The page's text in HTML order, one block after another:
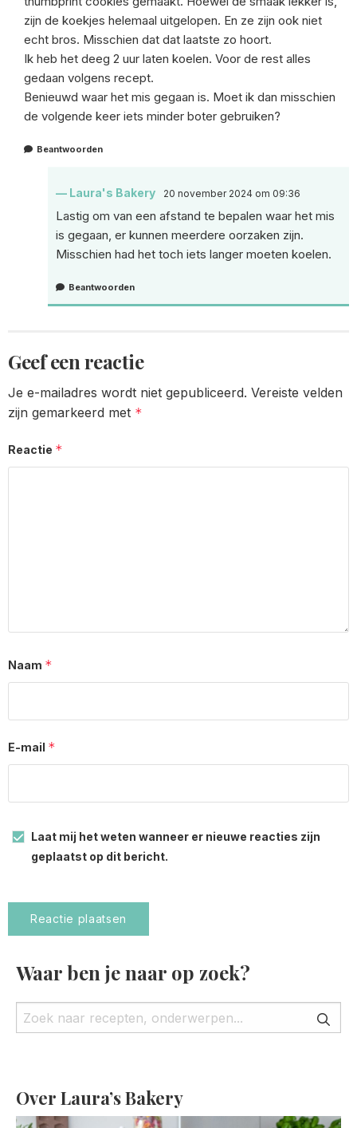
zijn de koekjes helemaal uitgelopen. En ze zijn ook niet
echt bros. Misschien dat dat laatste zo hoort.
Ik heb het deeg 2 uur laten koelen. Voor de rest alles
gedaan volgens recept.
Benieuwd waar het mis gegaan is. Moet ik dan misschien
de volgende keer iets minder boter gebruiken?
Beantwoorden
Laura's Bakery 20 november 2024 om 09:36
Lastig om van een afstand te bepalen waar het mis
is gegaan, er kunnen meerdere oorzaken zijn.
Misschien had het toch iets langer moeten koelen.
Beantwoorden
Geef een reactie
Je e-mailadres wordt niet gepubliceerd. Vereiste velden
zijn gemarkeerd met *
Reactie *
Naam *
E-mail *
Laat mij het weten wanneer er nieuwe reacties zijn
geplaatst op dit bericht.
Waar ben je naar op zoek?
Over Laura’s Bakery